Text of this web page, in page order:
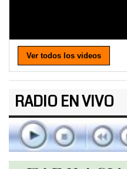
Ver todos los videos
RADIO EN VIVO